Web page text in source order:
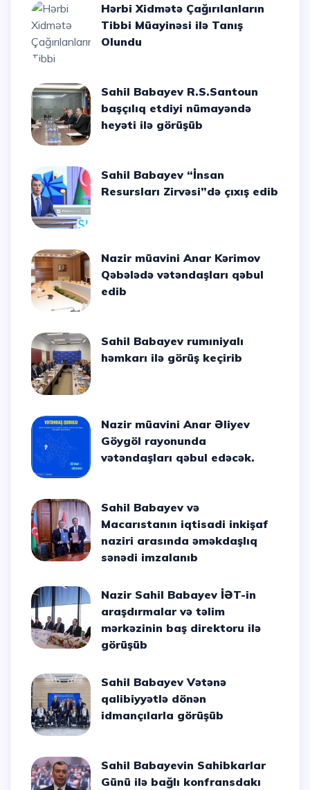
Hərbi Xidmətə Çağırılanların
Tibbi Müayinəsi ilə Tanış
Olundu
Sahil Babayev R.S.Santoun
başçılıq etdiyi nümayəndə
heyəti ilə görüşüb
Sahil Babayev “İnsan
Resursları Zirvəsi”də çıxış edib
Nazir müavini Anar Kərimov
Qəbələdə vətəndaşları qəbul
edib
Sahil Babayev rumıniyalı
həmkarı ilə görüş keçirib
Nazir müavini Anar Əliyev
Göygöl rayonunda
vətəndaşları qəbul edəcək.
Sahil Babayev və
Macarıstanın iqtisadi inkişaf
naziri arasında əməkdaşlıq
sənədi imzalanıb
Nazir Sahil Babayev İƏT-in
araşdırmalar və təlim
mərkəzinin baş direktoru ilə
görüşüb
Sahil Babayev Vətənə
qalibiyyətlə dönən
idmançılarla görüşüb
Sahil Babayevin Sahibkarlar
Günü ilə bağlı konfransdakı